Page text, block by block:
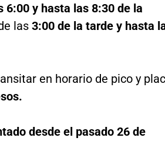
6:00 y hasta las 8:30 de la
las 3:00 de la tarde y hasta
en horario de pico y
desde el pasado 26 de